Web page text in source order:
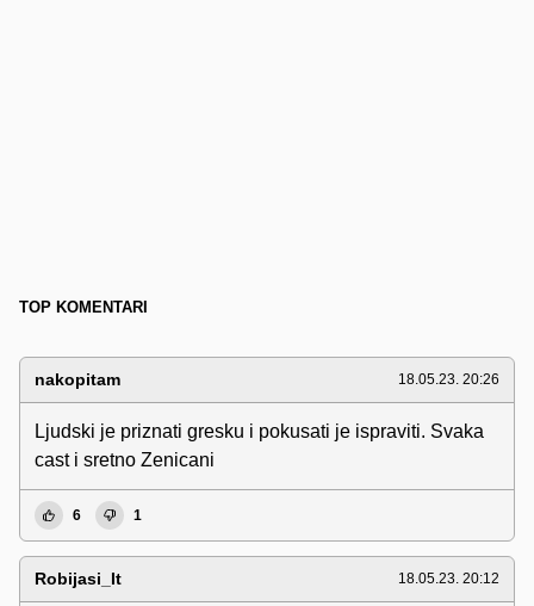
TOP KOMENTARI
nakopitam 18.05.23. 20:26
Ljudski je priznati gresku i pokusati je ispraviti. Svaka
cast i sretno Zenicani
6 1
Robijasi_It 18.05.23. 20:12